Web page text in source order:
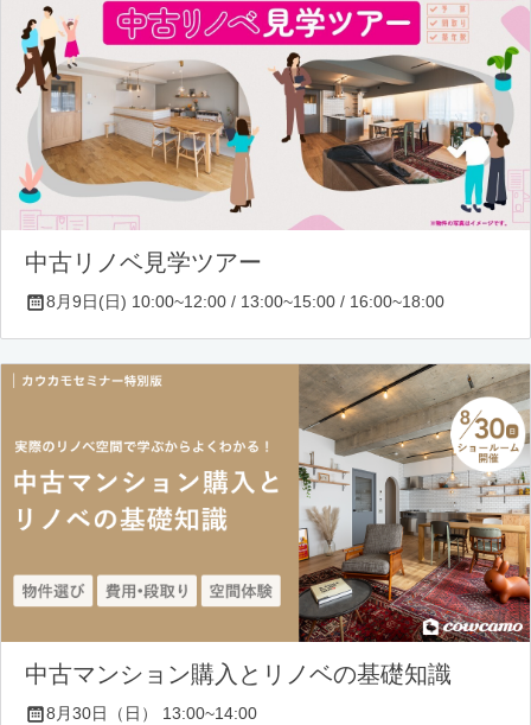
中古リノベ見学ツアー
8月9日(日) 10:00~12:00 / 13:00~15:00 / 16:00~18:00
中古マンション購入とリノベの基礎知識
8月30日（日） 13:00~14:00